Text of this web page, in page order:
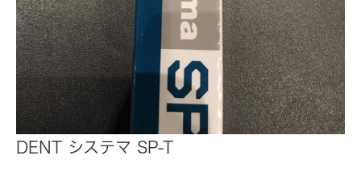
DENT システマ SP-T